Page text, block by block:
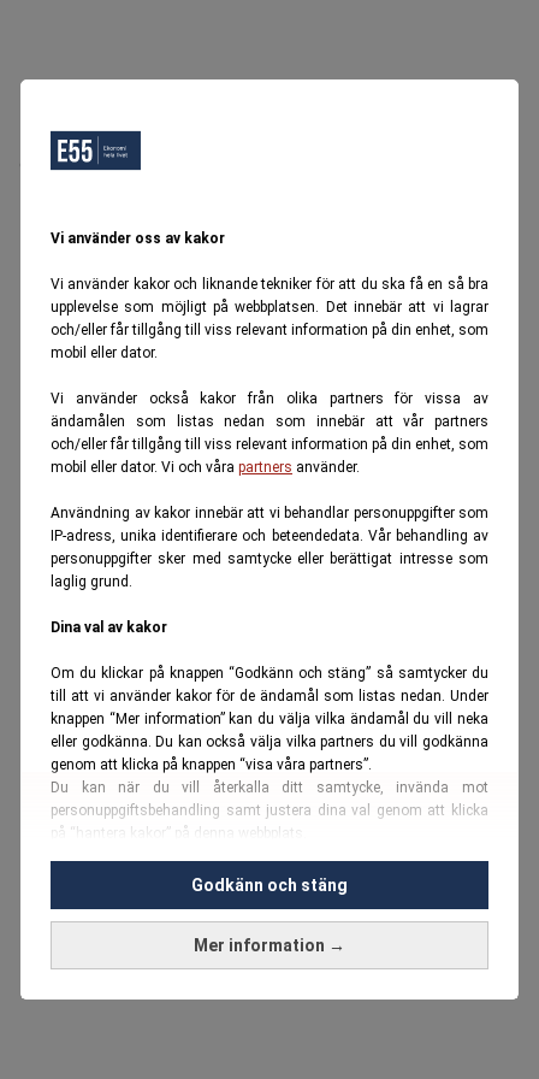
Vi använder oss av kakor
Vi använder kakor och liknande tekniker för att du ska få en så bra
upplevelse som möjligt på webbplatsen. Det innebär att vi lagrar
och/eller får tillgång till viss relevant information på din enhet, som
mobil eller dator.
Vi använder också kakor från olika partners för vissa av
ändamålen som listas nedan som innebär att vår partners
och/eller får tillgång till viss relevant information på din enhet, som
mobil eller dator. Vi och våra partners använder.
Användning av kakor innebär att vi behandlar personuppgifter som
IP-adress, unika identifierare och beteendedata. Vår behandling av
personuppgifter sker med samtycke eller berättigat intresse som
laglig grund.
Dina val av kakor
Om du klickar på knappen “Godkänn och stäng” så samtycker du
till att vi använder kakor för de ändamål som listas nedan. Under
knappen “Mer information” kan du välja vilka ändamål du vill neka
eller godkänna. Du kan också välja vilka partners du vill godkänna
genom att klicka på knappen “visa våra partners”.
Du kan när du vill återkalla ditt samtycke, invända mot
personuppgiftsbehandling samt justera dina val genom att klicka
på “hantera kakor” på denna webbplats.
Du kan fördjupa dig ytterligare i vårcookie-policy
Vi använder kakor och personuppgifter för dessa syften:
Nödvändiga cookies och liknande tekniker, anpassning av
Mer information →
Godkänn och stäng
Oops, Ett fel inträffade.